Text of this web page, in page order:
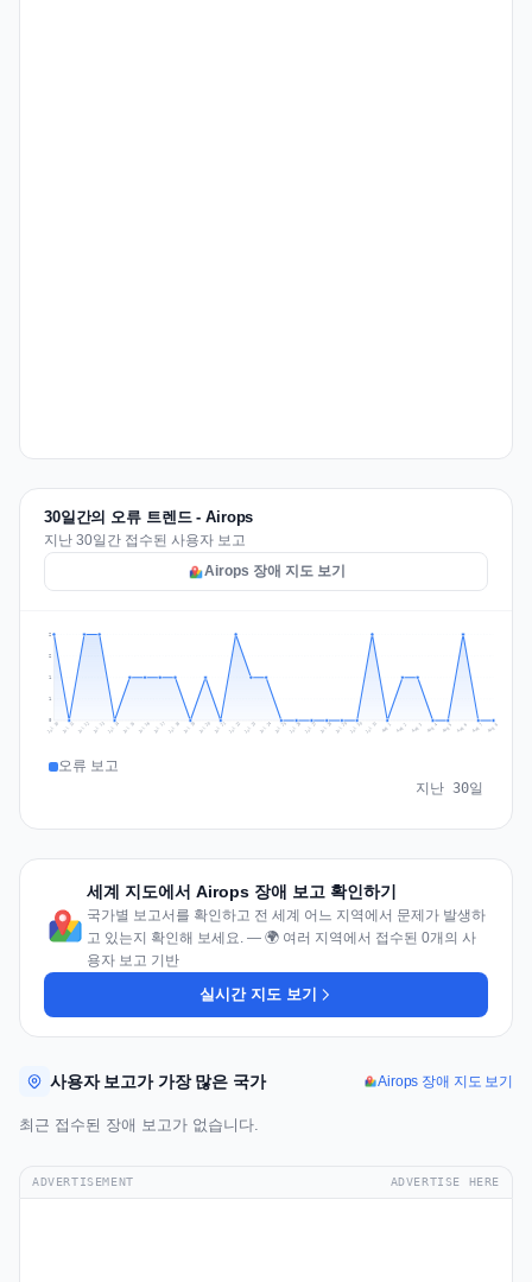
30일간의 오류 트렌드 - Airops
지난 30일간 접수된 사용자 보고
Airops 장애 지도 보기
1
1
2
2
Jul 10 Jul 11 Jul 12 Jul 13 Jul 14 Jul 15 Jul 16 Jul 17 Jul 18 Jul 19 Jul 20 Jul 21 Jul 22 Jul 23 Jul 24 Jul 25 Jul 26 Jul 27 Jul 28 Jul 29 Jul 30 Jul 31 Aug 1 Aug 2 Aug 3 Aug 4 Aug 5 Aug 6 Aug 7 Aug 8
오류 보고
지난 30일
세계 지도에서 Airops 장애 보고 확인하기
국가별 보고서를 확인하고 전 세계 어느 지역에서 문제가 발생하
고 있는지 확인해 보세요. — 🌍 여러 지역에서 접수된 0개의 사
용자 보고 기반
실시간 지도 보기
사용자 보고가 가장 많은 국가 Airops 장애 지도 보기
최근 접수된 장애 보고가 없습니다.
ADVERTISEMENT ADVERTISE HERE